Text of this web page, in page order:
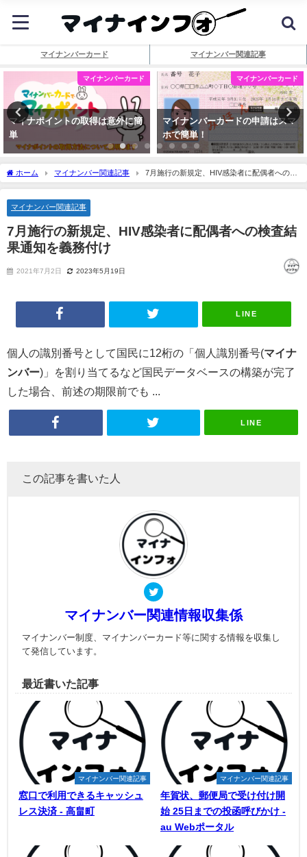
マイナンバーカード マイナンバー関連記事
マイナンバーカード
マイナポイントの取得は意外に簡
単
マイナンバーカード
マイナンバーカードの申請はスマ
ホで簡単！
ホーム マイナンバー関連記事
7月施行の新規定、HIV感染者に配偶者への検
査結果通知を義務付け
マイナンバー関連記事
7月施行の新規定、HIV感染者に配偶者への検査結
果通知を義務付け
2021年7月2日 2023年5月19日
LINE
個人の識別番号として国民に12桁の「個人識別番号(マイナ
ンバー)」を割り当てるなど国民データベースの構築が完了
した場合、前述の期限前でも ...
LINE
この記事を書いた人
マイナンバー関連情報収集係
マイナンバー制度、マイナンバーカード等に関する情報を収集し
て発信しています。
最近書いた記事
マイナンバー関連記事
窓口で利用できるキャッシュ
レス決済 - 高畠町
マイナンバー関連記事
年賀状、郵便局で受け付け開
始 25日までの投函呼びかけ -
au Webポータル